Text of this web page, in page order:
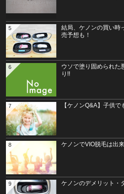
結局、ケノンの買い
売予想も！
5
ウソで塗り固められた
り!!
6
【ケノンQ&A】子供
7
ケノンでVIO脱毛は出
8
ケノンのデメリット・
9